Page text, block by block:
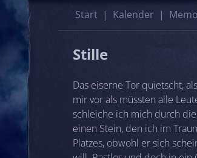
Start Kalender Memo
Stille
Das eiserne Tor quietscht,
mir vor als müssten alle
schleiche ich mich durch
einen Stein, den ich im
Platzes, obwohl er sich